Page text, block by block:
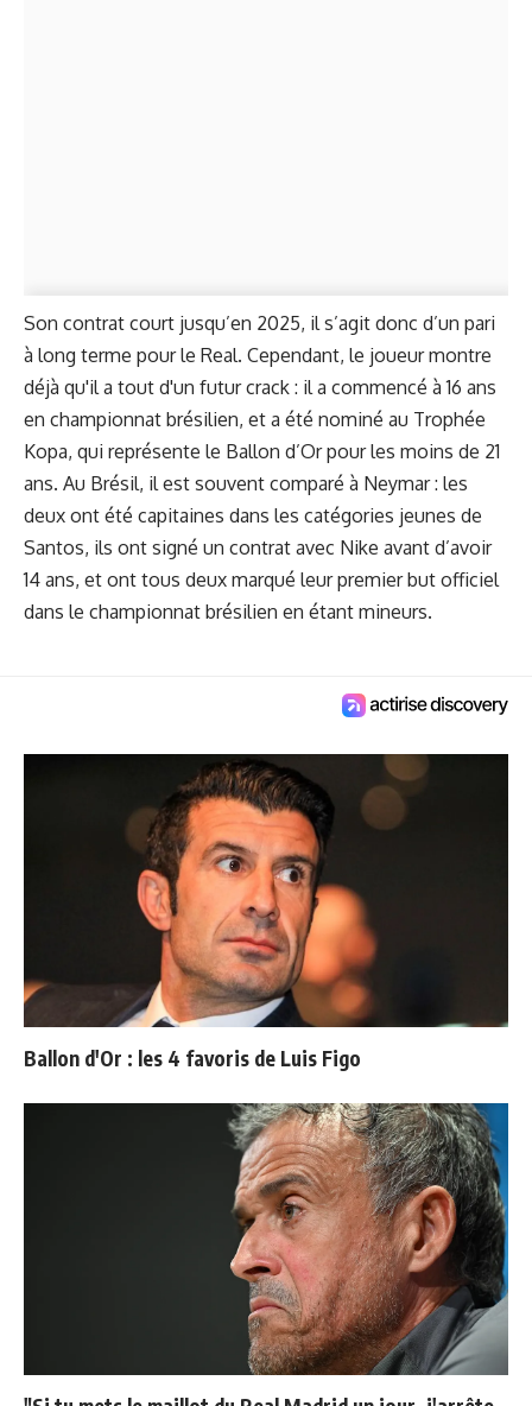
Son contrat court jusqu’en 2025, il s’agit donc d’un pari
à long terme pour le Real. Cependant, le joueur montre
déjà qu'il a tout d'un futur crack : il a commencé à 16 ans
en championnat brésilien, et a été nominé au Trophée
Kopa, qui représente le Ballon d’Or pour les moins de 21
ans. Au Brésil, il est souvent comparé à Neymar : les
deux ont été capitaines dans les catégories jeunes de
Santos, ils ont signé un contrat avec Nike avant d’avoir
14 ans, et ont tous deux marqué leur premier but officiel
dans le championnat brésilien en étant mineurs.
Ballon d'Or : les 4 favoris de Luis Figo